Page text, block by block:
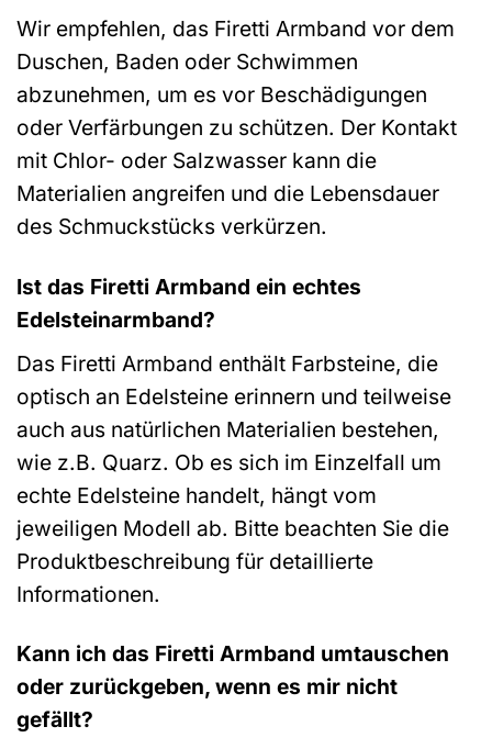
Wir empfehlen, das Firetti Armband vor dem
Duschen, Baden oder Schwimmen
abzunehmen, um es vor Beschädigungen
oder Verfärbungen zu schützen. Der Kontakt
mit Chlor- oder Salzwasser kann die
Materialien angreifen und die Lebensdauer
des Schmuckstücks verkürzen.
Ist das Firetti Armband ein echtes
Edelsteinarmband?
Das Firetti Armband enthält Farbsteine, die
optisch an Edelsteine erinnern und teilweise
auch aus natürlichen Materialien bestehen,
wie z.B. Quarz. Ob es sich im Einzelfall um
echte Edelsteine handelt, hängt vom
jeweiligen Modell ab. Bitte beachten Sie die
Produktbeschreibung für detaillierte
Informationen.
Kann ich das Firetti Armband umtauschen
oder zurückgeben, wenn es mir nicht
gefällt?